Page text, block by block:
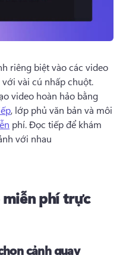
riêng biệt vào các video
video hoàn hảo bằng
, lớp phủ văn bản và môi
phí. Đọc tiếp để khám
với nhau
miễn phí trực
cảnh quay